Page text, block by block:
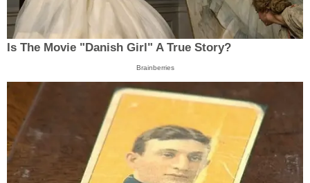
Is The Movie "Danish Girl" A True Story?
Brainberries